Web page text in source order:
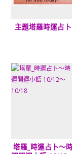
主題塔羅時運占卜
塔羅_時運占卜～